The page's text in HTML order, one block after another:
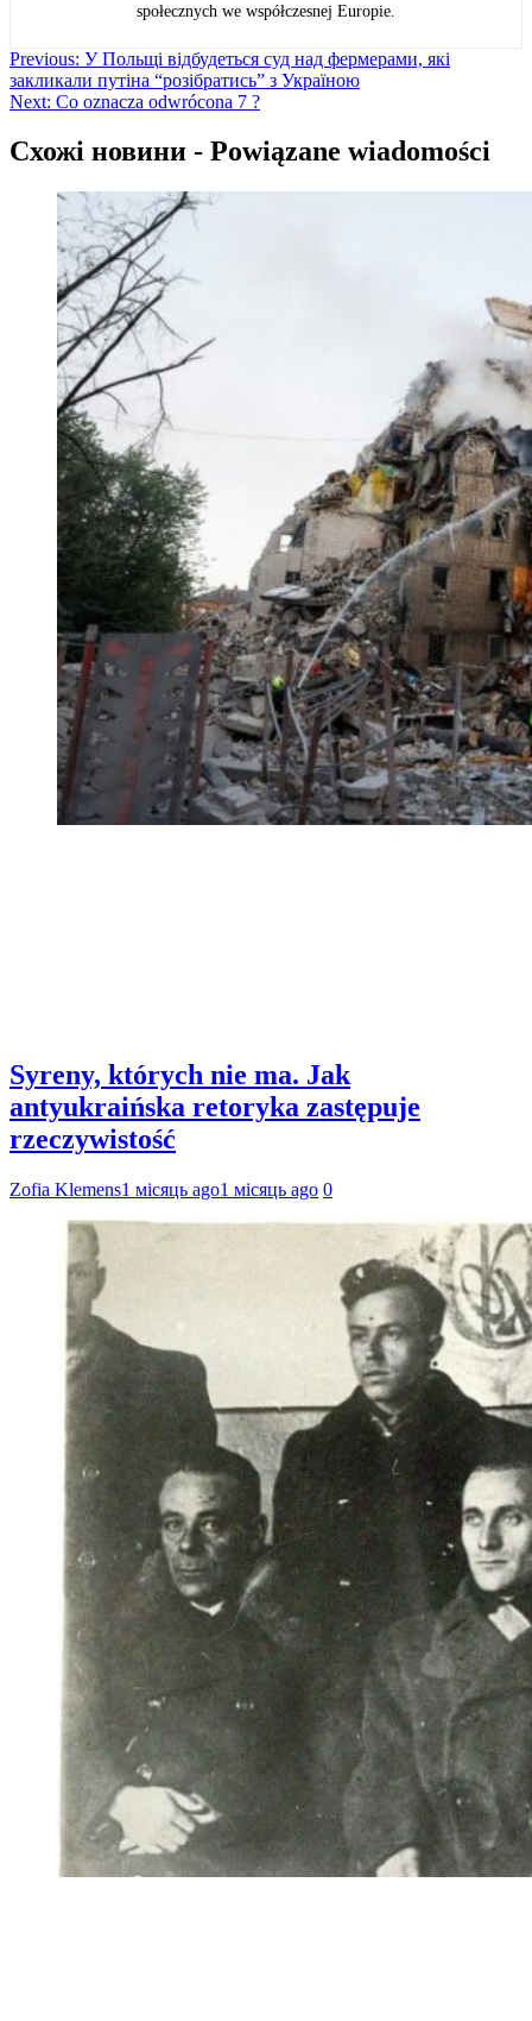
społecznych we współczesnej Europie.
Навігація
записів
Previous: У Польщі відбудеться суд над фермерами, які
закликали путіна “розібратись” з Україною
Next: Co oznacza odwrócona 7 ?
Схожі новини - Powiązane wiadomości
Syreny, których nie ma. Jak
antyukraińska retoryka zastępuje
rzeczywistość
Zofia Klemens1 місяць ago1 місяць ago 0